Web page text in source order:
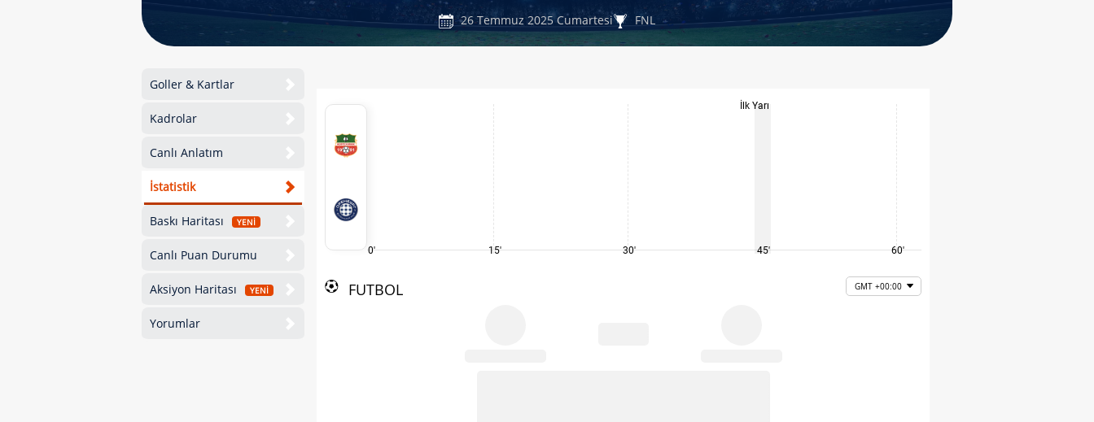
26 Temmuz 2025 Cumartesi FNL
Goller & Kartlar
Kadrolar
Canlı Anlatım
İstatistik
Baskı Haritası YENİ
Canlı Puan Durumu
Aksiyon Haritası YENİ
Yorumlar
0' 15' 30'
İlk Yarı
45' 60'
FUTBOL GMT +00:00